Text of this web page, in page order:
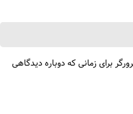
برای زمانی که دوباره دیدگاهی